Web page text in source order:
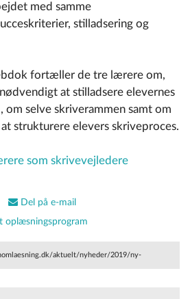
med samme
stilladsering og
fortæller de tre lærere om,
at stilladsere elevernes
om selve skriverammen samt om
strukturere elevers skriveproces.
som skrivevejledere
Del på e-mail
oplæsningsprogram
aktuelt/nyheder/2019/ny-